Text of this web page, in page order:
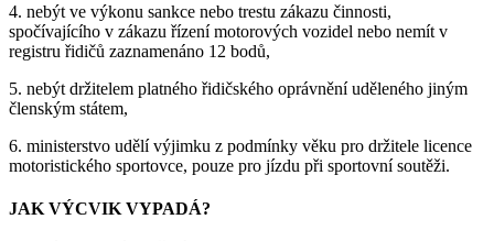
4. nebýt ve výkonu sankce nebo trestu zákazu činnosti,
spočívajícího v zákazu řízení motorových vozidel nebo nemít v
registru řidičů zaznamenáno 12 bodů,
5. nebýt držitelem platného řidičského oprávnění uděleného jiným
členským státem,
6. ministerstvo udělí výjimku z podmínky věku pro držitele licence
motoristického sportovce, pouze pro jízdu při sportovní soutěži.
JAK VÝCVIK VYPADÁ?